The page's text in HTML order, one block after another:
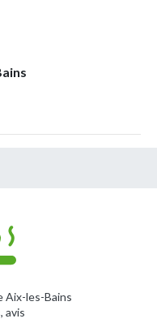
Aix-les-Bains
avis